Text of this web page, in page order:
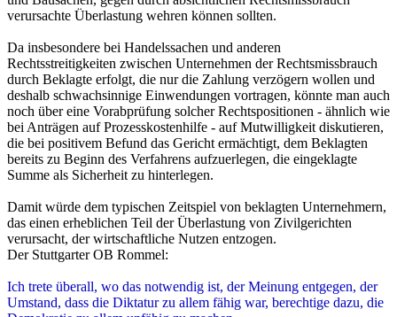
Das ist so nicht richtig. Der Führerscheinentzug nach
Straftaten im Straßenverkehr hat nicht in erster Linie
einen erzieherischen Charakter, sondern dient der
Gefahrenprävention. Wer besoffen oder unter Drogen
einen Unfall baut, hat sich schließlich als unzuverlässig
erwiesen, so dass der in der Erteilung einer
Fahrerlaubnis liegende Vertrauensvorschuss entfällt.
Das gilt allerdings auch für Leute, die außerhalb des
Straßenverkehrs vorsätzliche Körperverletzungen
begehen. Wer mit voller Absicht das Recht anderer
Menschen auf Leben und körperliche Unversehrtheit
angreift, wird im Straßenverkehr auch keine Rücksicht
auf diese Rechtsgüter nehmen.
Gewaltkriminellen zusätzlich zu den bisherigen Strafen
den Führerschein wegzunehmen, ist also schon aus
Gründen der Gefahrenprävention dringend erforderlich.